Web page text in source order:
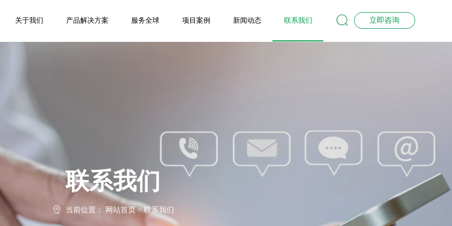
关于我们 产品解决方案 服务全球 项目案例 新闻动态 联系我们  立即咨询
联系我们
 当前位置： 网站首页>联系我们